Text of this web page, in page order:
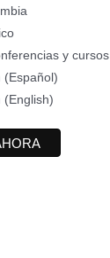
y cursos
(Español)
(English)